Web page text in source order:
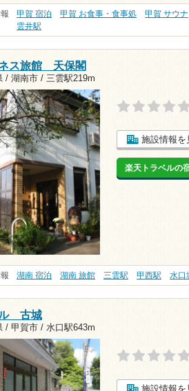
甲賀 宿泊 甲賀 お食事・食事処 甲賀 サウナ
雲井駅
ス旅館 天保閣
/ 湖南市 / 三雲駅219m
施設情報を
楽天トラベルの
湖南 宿泊 湖南 旅館 三雲駅 甲西駅 水口
古城
/ 甲賀市 / 水口駅643m
施設情報を